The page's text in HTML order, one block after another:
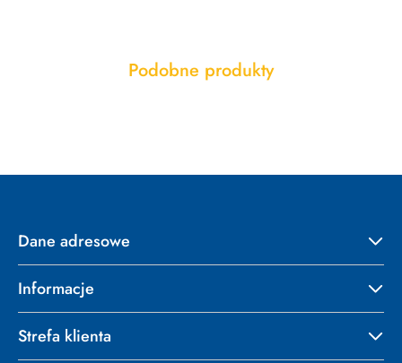
Pomiń karuzelę produktów
Produkty
Podobne produkty
Dane adresowe
Informacje
Strefa klienta